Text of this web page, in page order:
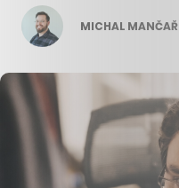
MICHAL MANČAŘ